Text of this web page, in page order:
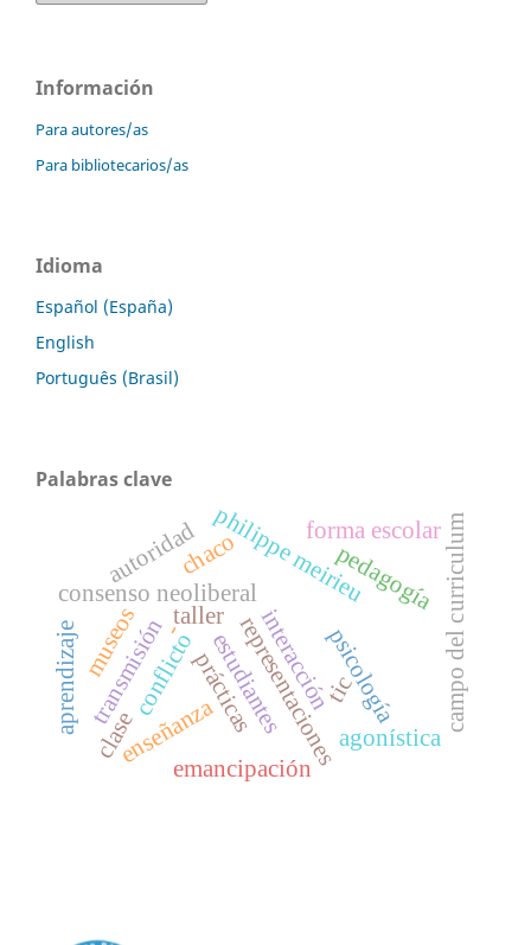
Información
Para autores/as
Para bibliotecarios/as
Idioma
Español (España)
English
Português (Brasil)
Palabras clave
representaciones
estudiantes
prácticas
enseñanza
psicología
consenso neoliberal
conflicto
agonística
campo del curriculum
philippe meirieupedagogía
transmisión
autoridad
emancipación
taller
museos
aprendizaje tic
- interacción
clase
forma escolar
chaco